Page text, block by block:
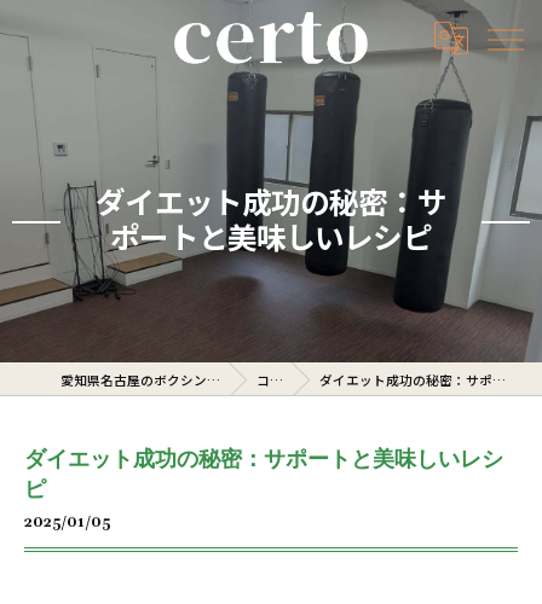
ダイエット成功の秘密：サ
ポートと美味しいレシピ
愛知県名古屋のボクシングジムならcerto コラム ダイエット成功の秘密：サポートと美味しいレシピ
ダイエット成功の秘密：サポートと美味しいレシ
ピ
2025/01/05